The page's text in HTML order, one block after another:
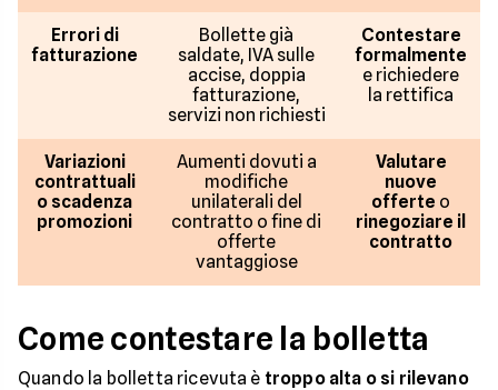
Errori di
fatturazione
Bollette già
saldate, IVA sulle
accise, doppia
fatturazione,
servizi non richiesti
Contestare
formalmente
e richiedere
la rettifica
Variazioni
contrattuali
o scadenza
promozioni
Aumenti dovuti a
modifiche
unilaterali del
contratto o fine di
offerte
vantaggiose
Valutare
nuove
offerte o
rinegoziare il
contratto
Come contestare la bolletta
Quando la bolletta ricevuta è troppo alta o si rilevano